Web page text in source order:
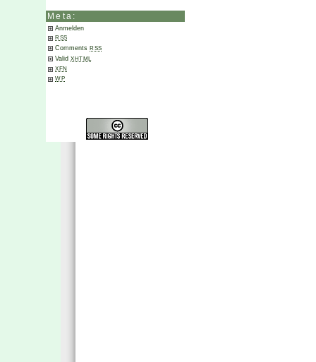
Meta:
Anmelden
RSS
Comments RSS
Valid XHTML
XFN
WP